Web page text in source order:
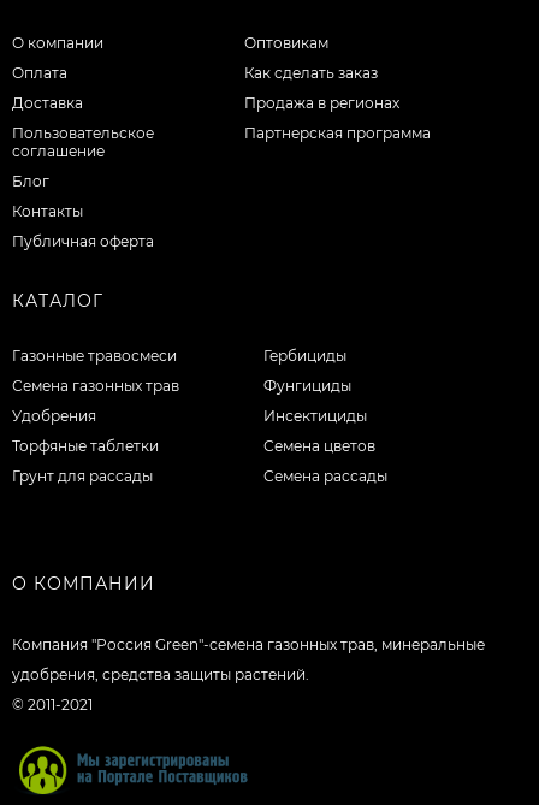
О компании
Оплата
Доставка
Пользовательское
соглашение
Блог
Контакты
Публичная оферта
Оптовикам
Как сделать заказ
Продажа в регионах
Партнерская программа
КАТАЛОГ
Газонные травосмеси
Семена газонных трав
Удобрения
Торфяные таблетки
Грунт для рассады
Гербициды
Фунгициды
Инсектициды
Семена цветов
Семена рассады
О КОМПАНИИ
Компания "Россия Green"-семена газонных трав, минеральные
удобрения, средства защиты растений.
© 2011-2021